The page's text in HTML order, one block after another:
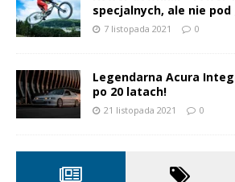
specjalnych, ale nie pod
7 listopada 2021 0
Legendarna Acura
po 20 latach!
21 listopada 2021 0